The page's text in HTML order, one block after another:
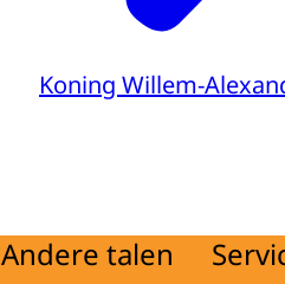
Koning Willem-
Andere talen